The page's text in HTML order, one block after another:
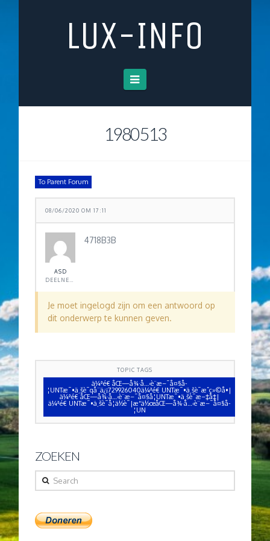
LUX-INFO
Navigation
1980513
To Parent Forum
08/06/2020 OM 17:11
ASD
4718B3B
Je moet ingelogd zijn om een antwoord op
dit onderwerp te kunnen geven.
TOPIC TAGS
ä¼ªé€ åŒ—å¾·å…‹è¨æ–¯å¤§å­
¦UNTæ¯•ä¸šè¯qå¨ä¿¡729926040ä¼ªé€ UNTæ¯•ä¸šè¯æˆç»©å•|
ä¼ªé€ åŒ—å¾·å…‹è¨æ–¯å¤§å­¦UNTæ¯•ä¸šè¯æ–‡å‡­|
ä¼ªé€ UNTæ¯•ä¸šè¯å­¦ä½è¯|æ“ä½œåŒ—å¾·å…‹è¨æ–¯å¤§å­
¦UN
ZOEKEN
Search